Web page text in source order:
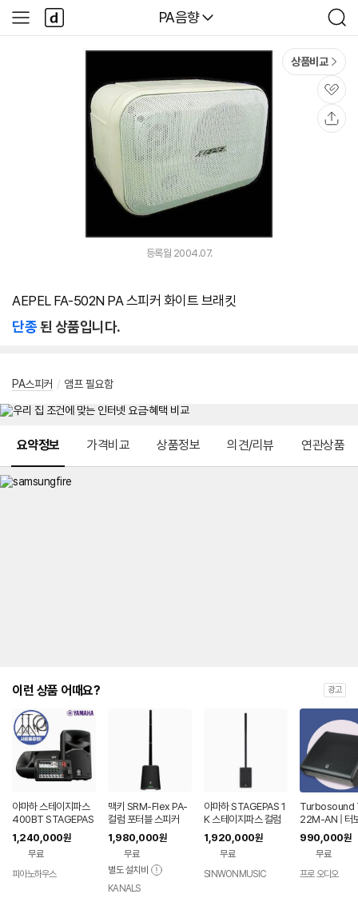
다나와
PA음향
검
색
사
이
다
나
와
상품비교
관
심
등록월 2004.07.
AEPEL FA-502N PA 스피커 화이트 브래킷
단종된 상품입니다.
PA스피커 / 앰프 필요함
요약정보 가격비교 상품정보 의견/리뷰 연관상품
이런 상품 어때요? 광고
야마하 스테이지파스
400BT STAGEPAS
블루투스 버스킹 앰프
믹서포함 PA 시스템
공연용 스피커
1,240,000원
무료
피아노하우스
맥키 SRM-Flex PA-
컬럼 포터블 스피커
1,980,000원
무료
별도 설치비
KANALS
야마하 STAGEPAS 1
K 스테이지파스 컬럼
스피커 휴대용 PA 시
스템 (1통)
1,920,000원
무료
SINWONMUSIC
Turbosound
22M-AN | 터
드 스테이지 모
A 스피커
990,000원
무료
프로 오디오